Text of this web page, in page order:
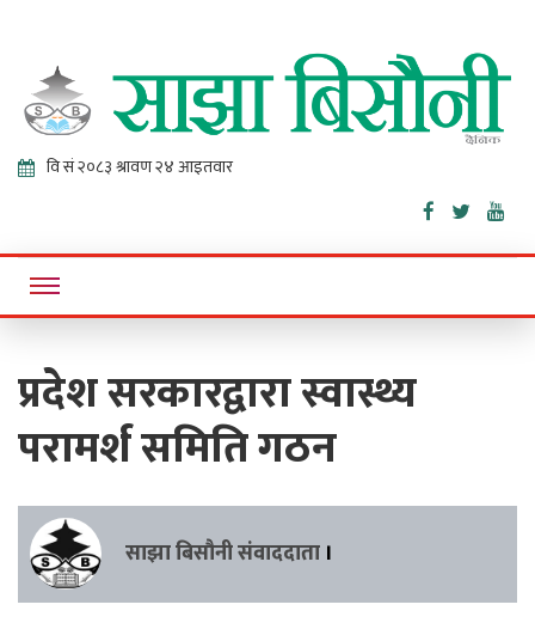
Sajha
Bisaunee
Online News Portal
प्रदेश सरकारद्वारा स्वास्थ्य
परामर्श समिति गठन
साझा बिसौनी संवाददाता ।